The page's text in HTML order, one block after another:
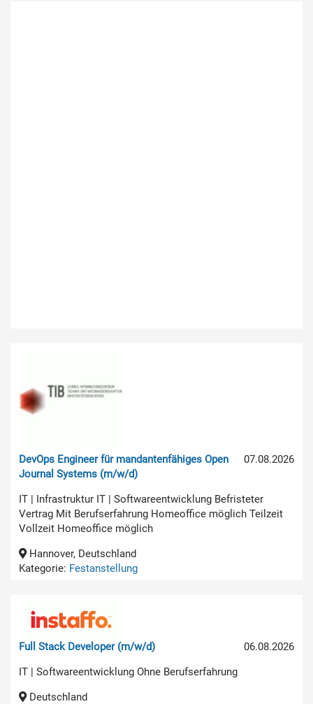
07.08.2026
DevOps Engineer für mandantenfähiges Open
Journal Systems (m/w/d)
IT | Infrastruktur IT | Softwareentwicklung Befristeter
Vertrag Mit Berufserfahrung Homeoffice möglich Teilzeit
Vollzeit Homeoffice möglich
Hannover, Deutschland
Kategorie: Festanstellung
06.08.2026
Full Stack Developer (m/w/d)
IT | Softwareentwicklung Ohne Berufserfahrung
Deutschland